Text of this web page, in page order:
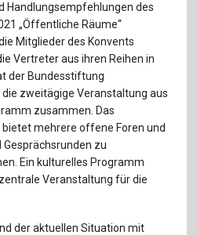
Sprache / Language: EN
Handlungsempfehlungen des
„Öffentliche Räume“
Mitglieder des Konvents
Vertreter aus ihren Reihen in
der Bundesstiftung
zweitägige Veranstaltung aus
zusammen. Das
bietet mehrere offene Foren und
zu
Ein kulturelles Programm
Veranstaltung für die
der aktuellen Situation mit